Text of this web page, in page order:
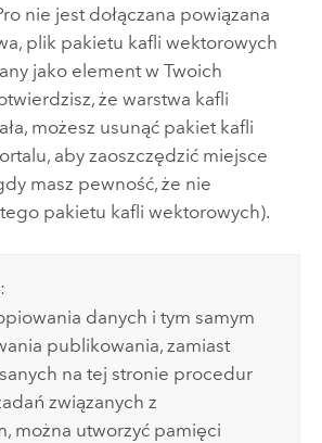
nie jest dołączana powiązana
plik pakietu kafli wektorowych
jako element w Twoich
że warstwa kafli
możesz usunąć pakiet kafli
aby zaoszczędzić miejsce
masz pewność, że nie
pakietu kafli wektorowych).
danych i tym samym
publikowania, zamiast
na tej stronie procedur
związanych z
można utworzyć pamięci